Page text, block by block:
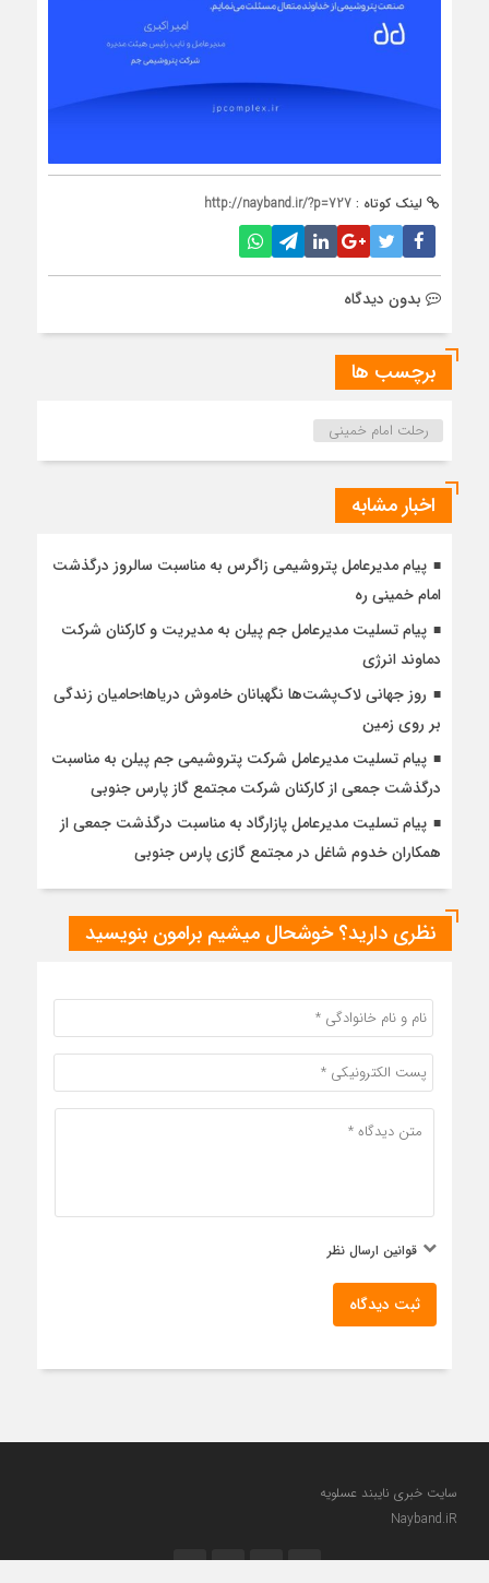
لینک کوتاه : http://nayband.ir/?p=727
بدون دیدگاه
برچسب ها
رحلت امام خمینی
اخبار مشابه
پیام مدیرعامل پتروشیمی زاگرس به مناسبت سالروز درگذشت
امام خمینی ره
پیام تسلیت مدیرعامل جم پیلن به مدیریت و کارکنان شرکت
دماوند انرژی
روز جهانى لاک‌پشت‌ها نگهبانان خاموش درياها؛حاميان زندگی
بر روى زمين
پیام تسلیت مدیرعامل شرکت پتروشیمی جم پیلن به‌ مناسبت
درگذشت جمعی از کارکنان شرکت مجتمع گاز پارس جنوبی
پیام تسلیت مدیرعامل پازارگاد به مناسبت درگذشت جمعی از
همکاران خدوم شاغل در مجتمع گازی پارس جنوبی
نظری دارید؟ خوشحال میشیم برامون بنویسید
قوانین ارسال نظر
ثبت دیدگاه
سایت خبری نایبند عسلویه
Nayband.iR